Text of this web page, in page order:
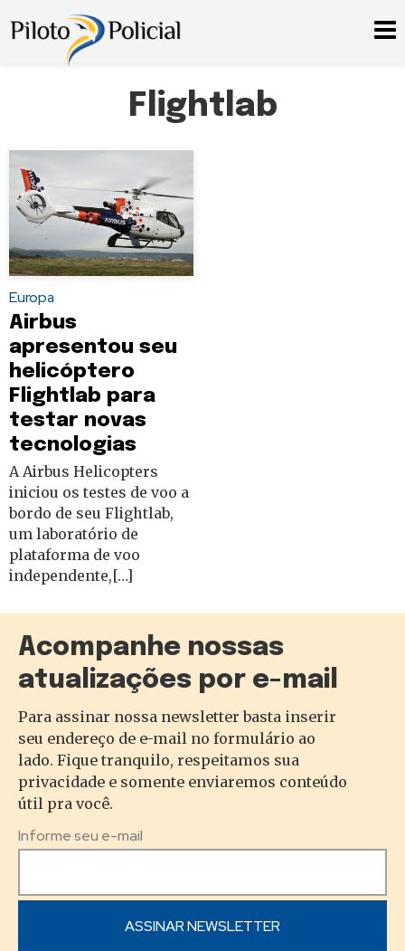
Flightlab
Europa
Airbus
apresentou seu
helicóptero
Flightlab para
testar novas
tecnologias
A Airbus Helicopters
iniciou os testes de voo a
bordo de seu Flightlab,
um laboratório de
plataforma de voo
independente,[…]
Acompanhe nossas
atualizações por e-mail
Para assinar nossa newsletter basta inserir
seu endereço de e-mail no formulário ao
lado. Fique tranquilo, respeitamos sua
privacidade e somente enviaremos conteúdo
útil pra você.
Informe seu e-mail